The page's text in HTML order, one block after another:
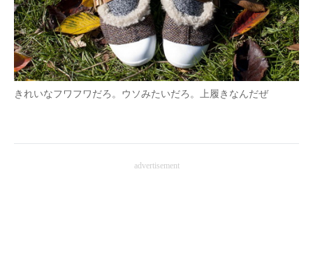
きれいなフワフワだろ。ウソみたいだろ。上履きなんだぜ
advertisement